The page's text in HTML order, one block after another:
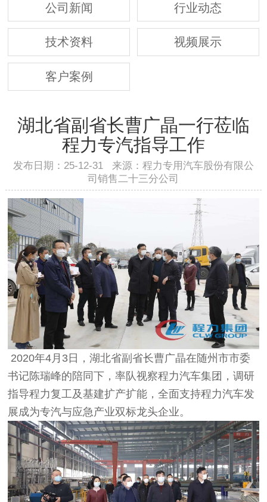
公司新闻 行业动态
技术资料 视频展示
客户案例
湖北省副省长曹广晶一行莅临
程力专汽指导工作
发布日期：25-12-31 来源：程力专用汽车股份有限公
司销售二十三分公司
2020年4月3日，湖北省副省长曹广晶在随州市市委
书记陈瑞峰的陪同下，率队视察程力汽车集团，调研
指导程力复工及基建扩产扩能，全面支持程力汽车发
展成为专汽与应急产业双标龙头企业。